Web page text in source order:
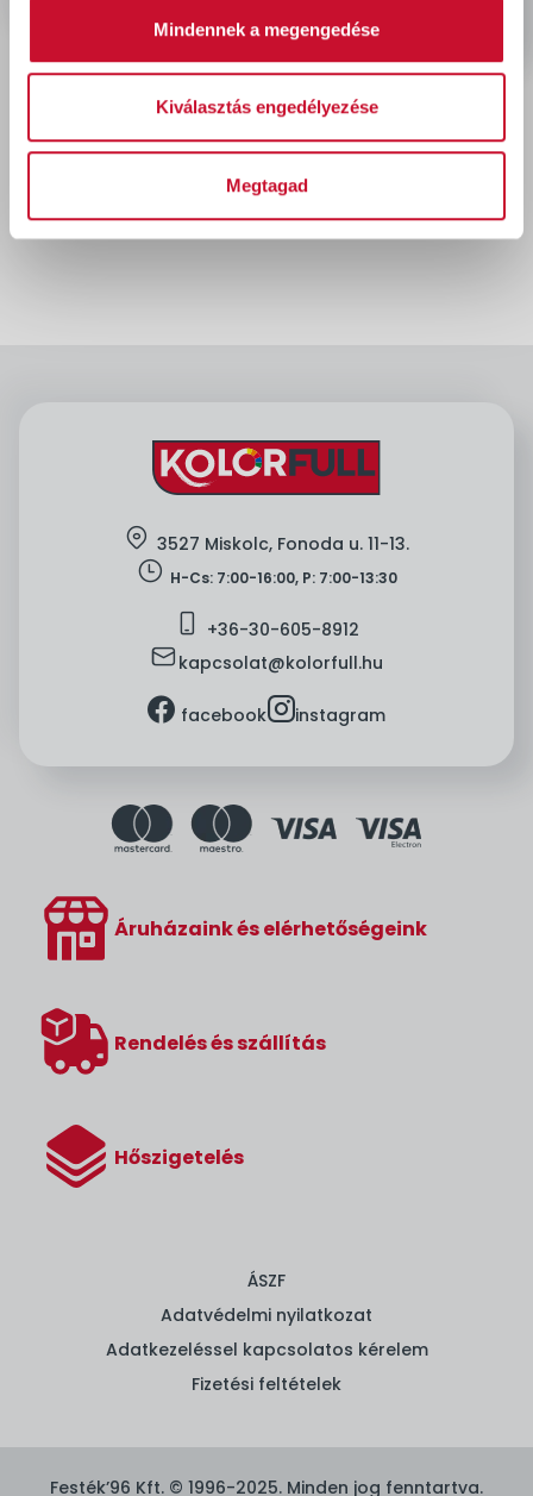
Mindennek a megengedése
Kiválasztás engedélyezése
Megtagad
6 200 Ft
Áruházaink és elérhetőségeink
Rendelés és szállítás
Hőszigetelés
ÁSZF
Adatvédelmi nyilatkozat
Adatkezeléssel kapcsolatos kérelem
Fizetési feltételek
location 3527 Miskolc, Fonoda u. 11-13.
clock H-Cs: 7:00-16:00, P: 7:00-13:30
mobile +36-30-605-8912
mailkapcsolat@kolorfull.hu
facebook facebookinstagraminstagram
Festék’96 Kft. © 1996-2025. Minden jog fenntartva.